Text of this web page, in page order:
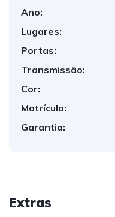
Ano:
Lugares:
Portas:
Transmissão:
Cor:
Matrícula:
Garantia:
Extras